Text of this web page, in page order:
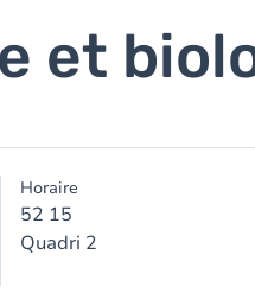
et
Horaire
52 15
Quadri 2